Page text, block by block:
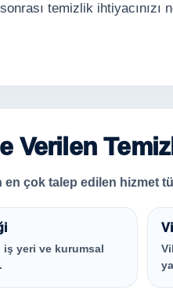
temizlik ihtiyacınızı
Verilen
çok talep edilen hizmet
iş yeri ve kurumsal